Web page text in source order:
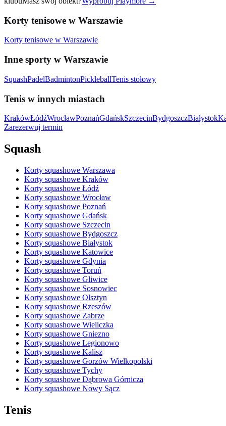
Korty tenisowe w Warszawie
Korty tenisowe w Warszawie
Inne sporty w Warszawie
SquashPadelBadmintonPickleballTenis stołowy
Tenis w innych miastach
KrakówŁódźWrocławPoznańGdańskSzczecinBydgoszczBiałystok
Zarezerwuj termin
Squash
Korty squashowe Warszawa
Korty squashowe Kraków
Korty squashowe Łódź
Korty squashowe Wrocław
Korty squashowe Poznań
Korty squashowe Gdańsk
Korty squashowe Szczecin
Korty squashowe Bydgoszcz
Korty squashowe Białystok
Korty squashowe Katowice
Korty squashowe Gdynia
Korty squashowe Toruń
Korty squashowe Gliwice
Korty squashowe Sosnowiec
Korty squashowe Olsztyn
Korty squashowe Rzeszów
Korty squashowe Zabrze
Korty squashowe Wieliczka
Korty squashowe Gniezno
Korty squashowe Legionowo
Korty squashowe Kalisz
Korty squashowe Gorzów Wielkopolski
Korty squashowe Tychy
Korty squashowe Dąbrowa Górnicza
Korty squashowe Nowy Sącz
Tenis